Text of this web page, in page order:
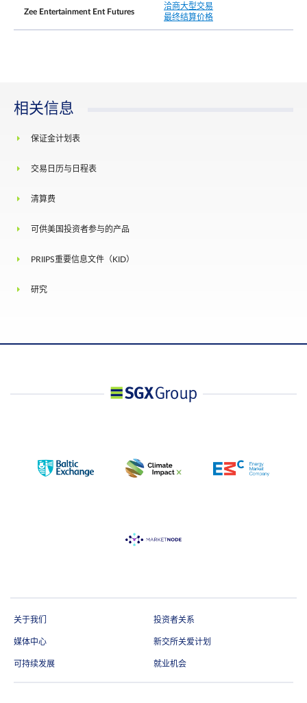
Zee Entertainment Ent Futures
洽商大型交易
最终结算价格
相关信息
保证金计划表
交易日历与日程表
清算费
可供美国投资者参与的产品
PRIIPS重要信息文件（KID）
研究
关于我们 投资者关系
媒体中心 新交所关爱计划
可持续发展 就业机会